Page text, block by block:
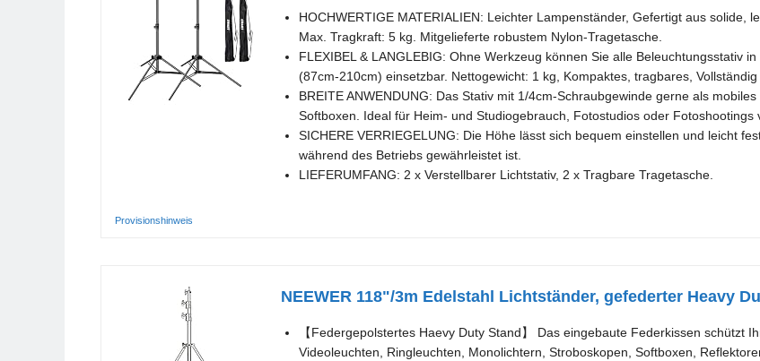
HOCHWERTIGE MATERIALIEN: Leichter Lampenständer, Gefertigt aus solide,
Max. Tragkraft: 5 kg. Mitgelieferte robustem Nylon-Tragetasche.
FLEXIBEL & LANGLEBIG: Ohne Werkzeug können Sie alle Beleuchtungsstativ
(87cm-210cm) einsetzbar. Nettogewicht: 1 kg, Kompaktes, tragbares,
BREITE ANWENDUNG: Das Stativ mit 1/4cm-Schraubgewinde gerne als
Softboxen. Ideal für Heim- und Studiogebrauch, Fotostudios oder Fotoshootings
SICHERE VERRIEGELUNG: Die Höhe lässt sich bequem einstellen und leicht
während des Betriebs gewährleistet ist.
LIEFERUMFANG: 2 x Verstellbarer Lichtstativ, 2 x Tragbare Tragetasche.
Provisionshinweis
NEEWER 118"/3m Edelstahl Lichtständer, gefederter Heavy
【Federgepolstertes Haevy Duty Stand】 Das eingebaute Federkissen schützt
Videoleuchten, Ringleuchten, Monolichtern, Stroboskopen, Softboxen,